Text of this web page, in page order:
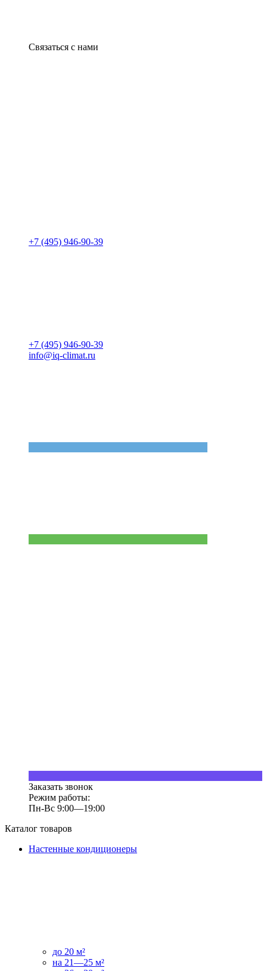
Связаться с нами
+7 (495) 946-90-39
+7 (495) 946-90-39
info@iq-climat.ru
Заказать звонок
Режим работы:
Пн-Вс 9:00—19:00
Каталог товаров
Настенные кондиционеры
до 20 м²
на 21—25 м²